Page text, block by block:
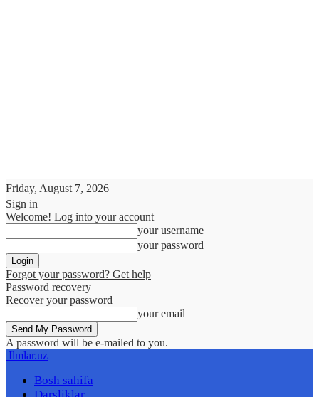
Friday, August 7, 2026
Sign in
Welcome! Log into your account
your username
your password
Forgot your password? Get help
Password recovery
Recover your password
your email
A password will be e-mailed to you.
Ilmlar.uz
Bosh sahifa